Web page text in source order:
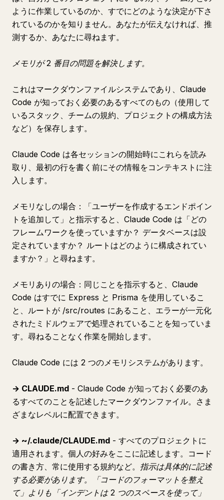
ように作業しているのか、すでにどのような決定が下さ
れているのかを知りません。あなたが伝えなければ、推
測するか、あなたに尋ねます。
メモリが 2 番目の問題を解決します。
これはマークダウンファイルシステムであり、Claude
Code が知っておく必要のあるすべてのもの（使用して
いるスタック、チームの規約、プロジェクトの構成方法
など）を保存します。
Claude Code は各セッションの開始時にこれらを読み
取り、最初の行を書く前にその情報をコンテキストに注
入します。
メモリなしの場合：「ユーザーを作成するエンドポイン
トを追加して」と指示すると、Claude Code は「どの
フレームワークを使っていますか？ データベースは設
定されていますか？ ルートはどのように構成されてい
ますか？」と尋ねます。
メモリありの場合：同じことを指示すると、Claude
Code はすでに Express と Prisma を使用しているこ
と、ルートが /src/routes にあること、エラーが一元化
されたミドルウェアで処理されていることを知っていま
す。尋ねることなく作業を開始します。
Claude Code には 2 つのメモリシステムがあります。
→ CLAUDE.md - Claude Code が知っておく必要のあ
るすべてのことを記述したマークダウンファイル。さま
ざまなレベルに配置できます。
→ ~/.claude/CLAUDE.md - すべてのプロジェクトに
適用されます。個人の好みをここに記述します。コード
の書き方、常に使用する規約など。 指示は具体的に記述
する必要があります。「コードのフォーマットを整え
て」よりも「インデントは 2 つのスペースを使って」